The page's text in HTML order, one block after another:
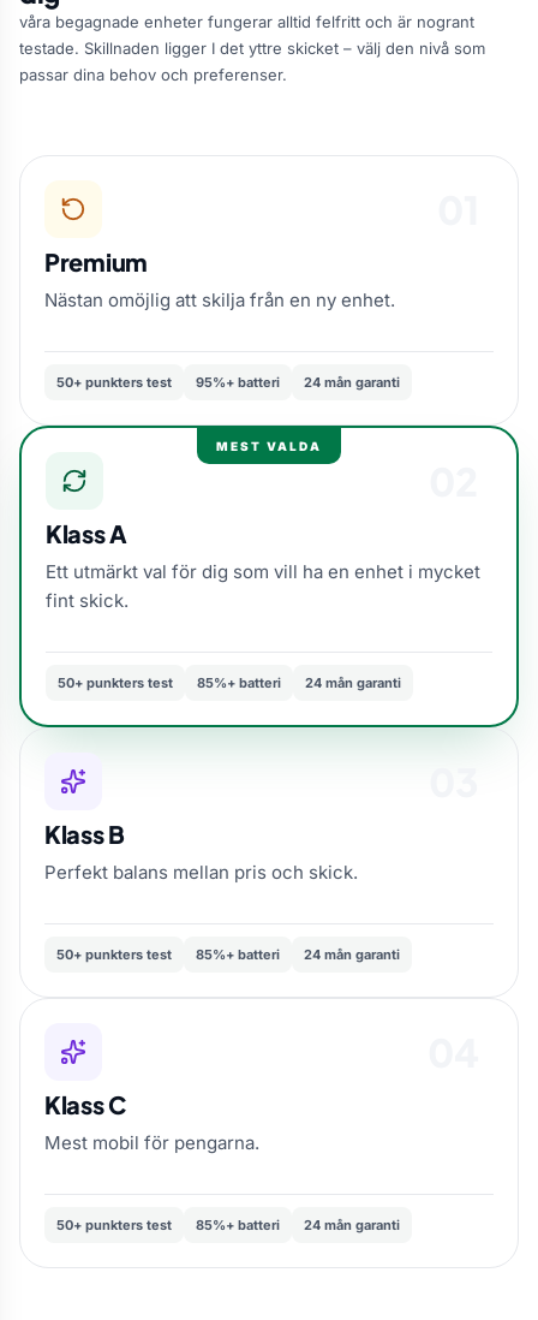
våra begagnade enheter fungerar alltid felfritt och är nogrant
testade. Skillnaden ligger I det yttre skicket – välj den nivå som
passar dina behov och preferenser.
Premium
Nästan omöjlig att skilja från en ny enhet.
50+ punkters test 95%+ batteri 24 mån garanti
MEST VALDA
Klass A
Ett utmärkt val för dig som vill ha en enhet i mycket
fint skick.
50+ punkters test 85%+ batteri 24 mån garanti
Klass B
Perfekt balans mellan pris och skick.
50+ punkters test 85%+ batteri 24 mån garanti
Klass C
Mest mobil för pengarna.
50+ punkters test 85%+ batteri 24 mån garanti